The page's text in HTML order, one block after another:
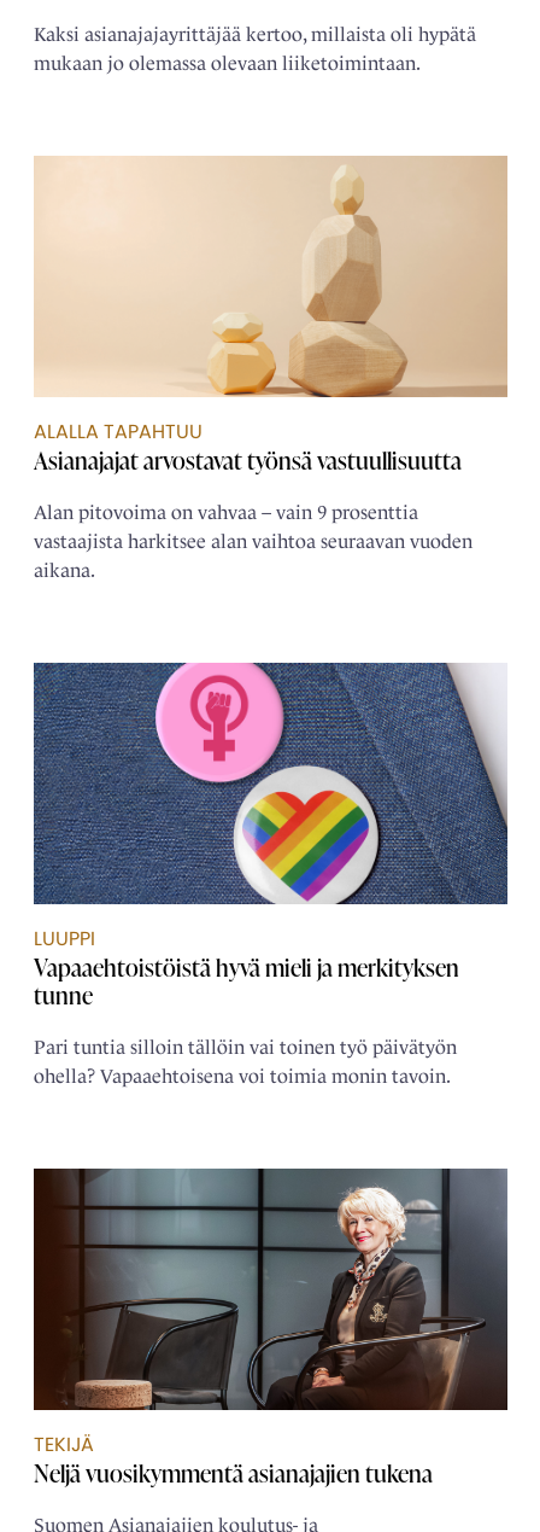
Kaksi asianajajayrittäjää kertoo, millaista oli hypätä
mukaan jo olemassa olevaan liiketoimintaan.
ALALLA TAPAHTUU
Asianajajat arvostavat työnsä vastuullisuutta
Alan pitovoima on vahvaa – vain 9 prosenttia
vastaajista harkitsee alan vaihtoa seuraavan vuoden
aikana.
LUUPPI
Vapaaehtoistöistä hyvä mieli ja merkityksen
tunne
Pari tuntia silloin tällöin vai toinen työ päivätyön
ohella? Vapaaehtoisena voi toimia monin tavoin.
TEKIJÄ
Neljä ­vuosikymmentä ­asianajajien tukena
Suomen Asianajajien koulutus- ja